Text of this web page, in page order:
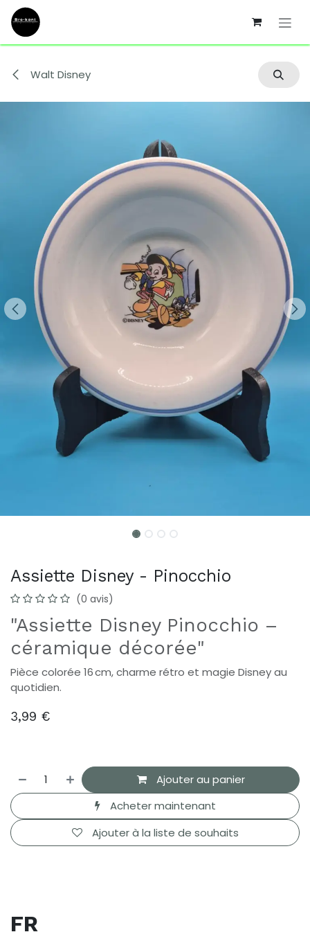
Se rendre au contenu
Walt Disney
Assiette Disney - Pinocchio
(0 avis)
"Assiette Disney Pinocchio –
céramique décorée"
Pièce colorée 16 cm, charme rétro et magie Disney au
quotidien.
3,99 €
Ajouter au panier
Acheter maintenant
Ajouter à la liste de souhaits
FR